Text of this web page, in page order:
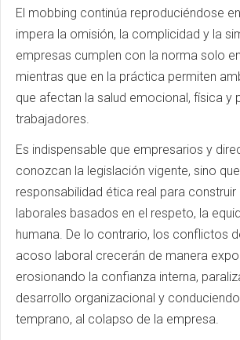
El mobbing continúa reproduciéndose
impera la omisión, la complicidad y la
empresas cumplen con la norma solo
mientras que en la práctica permiten
que afectan la salud emocional, física y
trabajadores.
Es indispensable que empresarios y
conozcan la legislación vigente, sino
responsabilidad ética real para construir
laborales basados en el respeto, la
humana. De lo contrario, los conflictos
acoso laboral crecerán de manera
erosionando la confianza interna,
desarrollo organizacional y
temprano, al colapso de la empresa.